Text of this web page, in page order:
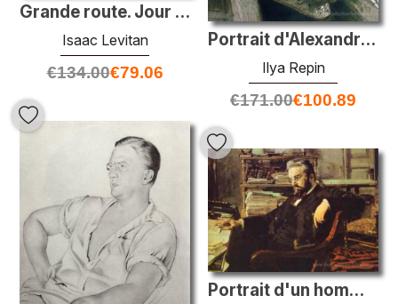
Portrait d'Alexandra Pavlovna Botkina
Ilya Repin
€171.00€100.89
Grande route. Jour d'automne ensoleillé.
Isaac Levitan
€134.00€79.06
Portrait d'un homme d'affaires K. Artsybushev